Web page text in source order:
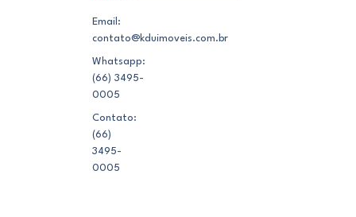
Email:
contato@kduimoveis.com.br
Whatsapp:
(66) 3495-
0005
Contato:
(66)
3495-
0005